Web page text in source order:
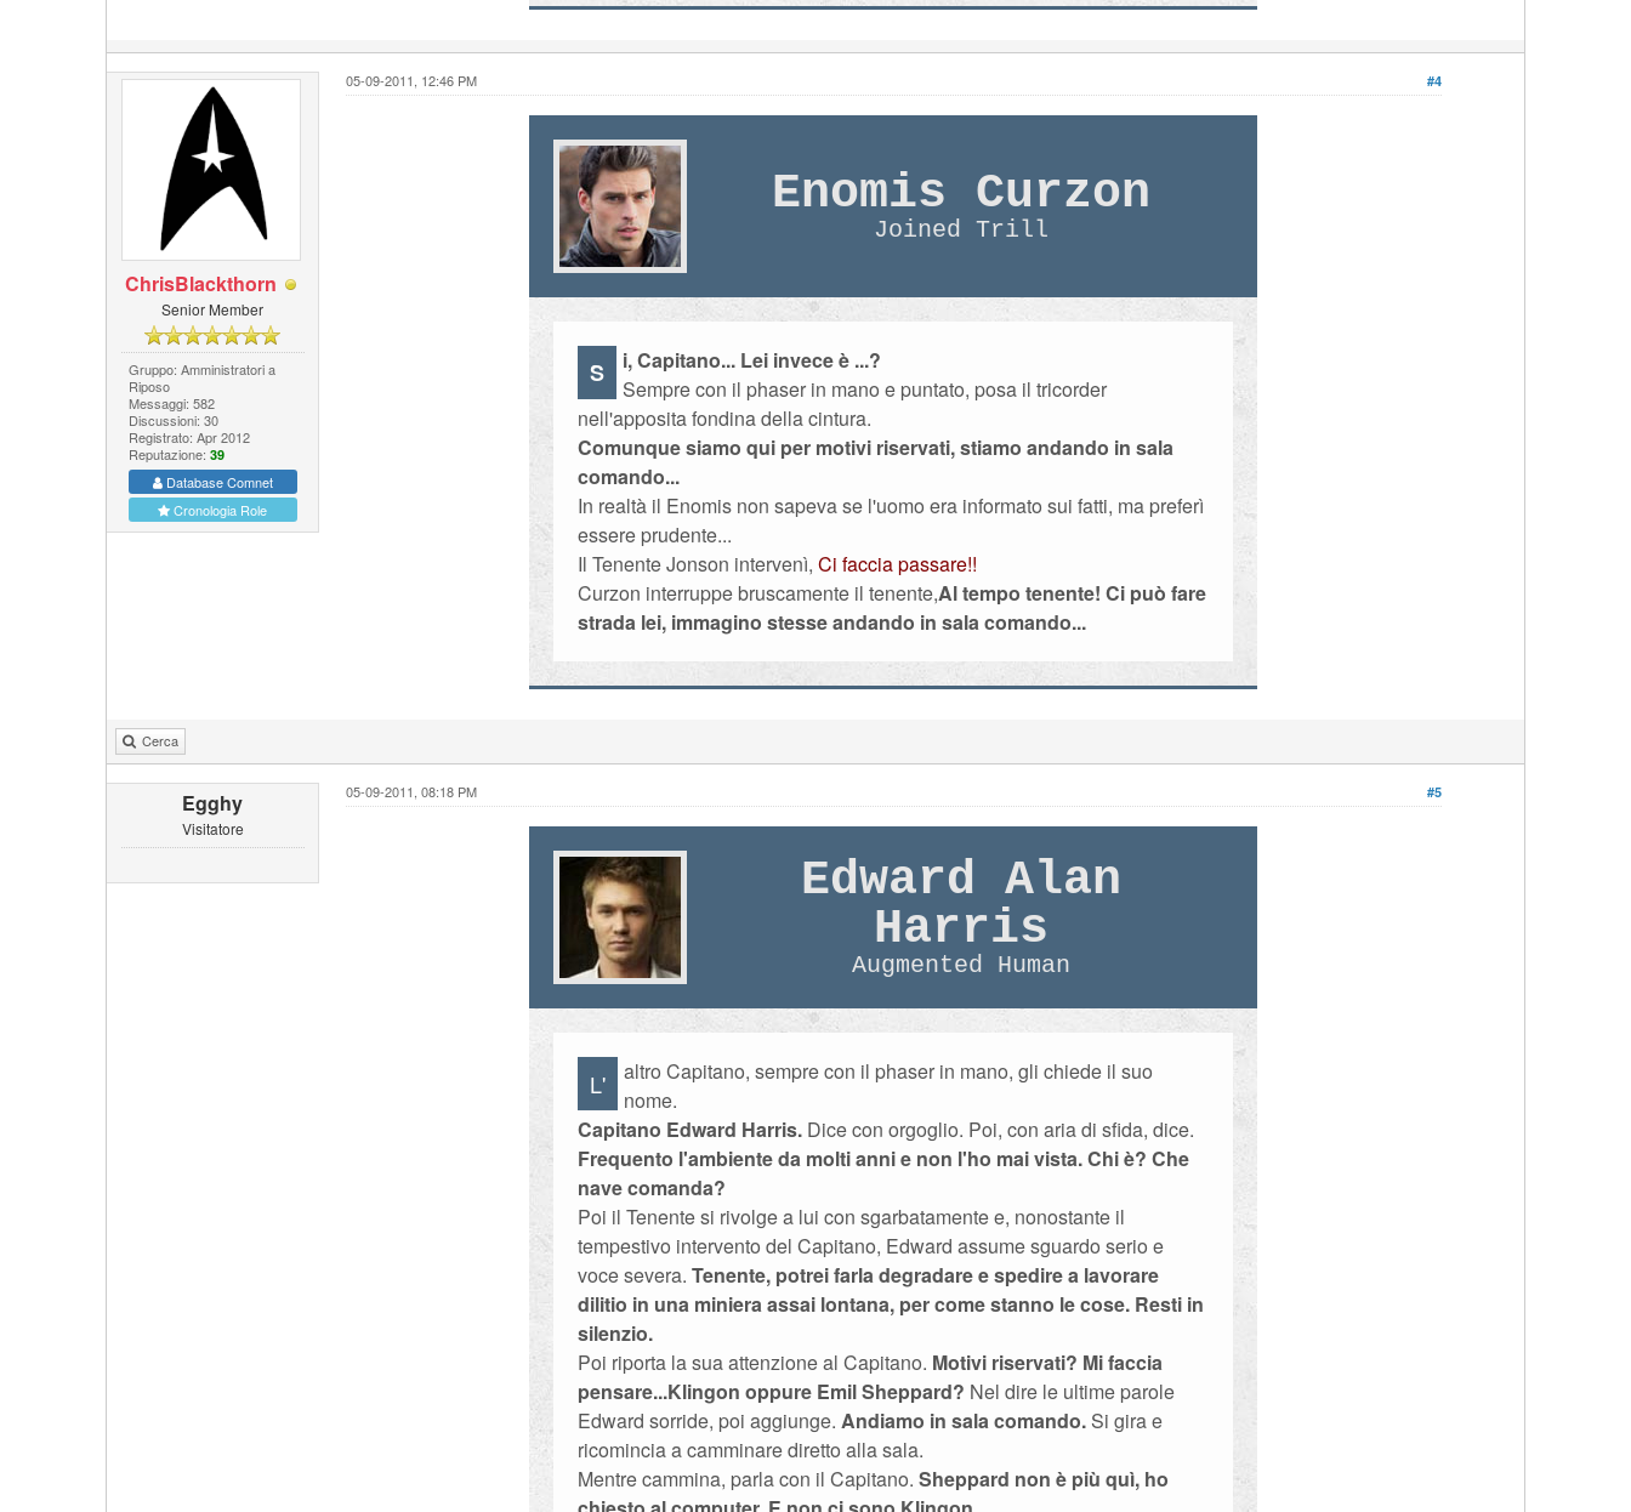
ChrisBlackthorn
Senior Member
Gruppo: Amministratori a
Riposo
Messaggi: 582
Discussioni: 30
Registrato: Apr 2012
Reputazione: 39
Database Comnet
Cronologia Role
#4
05-09-2011, 12:46 PM
Enomis Curzon
Joined Trill
S
i, Capitano... Lei invece è ...?
Sempre con il phaser in mano e puntato, posa il tricorder
nell'apposita fondina della cintura.
Comunque siamo qui per motivi riservati, stiamo andando in sala
comando...
In realtà il Enomis non sapeva se l'uomo era informato sui fatti, ma preferì
essere prudente...
Il Tenente Jonson intervenì,Ci faccia passare!!
Curzon interruppe bruscamente il tenente,Al tempo tenente! Ci può fare
strada lei, immagino stesse andando in sala comando...
Cerca
Egghy
Visitatore
#5
05-09-2011, 08:18 PM
Edward Alan
Harris
Augmented Human
L'
altro Capitano, sempre con il phaser in mano, gli chiede il suo
nome.
Capitano Edward Harris. Dice con orgoglio. Poi, con aria di sfida, dice.
Frequento l'ambiente da molti anni e non l'ho mai vista. Chi è? Che
nave comanda?
Poi il Tenente si rivolge a lui con sgarbatamente e, nonostante il
tempestivo intervento del Capitano, Edward assume sguardo serio e
voce severa.Tenente, potrei farla degradare e spedire a lavorare
dilitio in una miniera assai lontana, per come stanno le cose. Resti in
silenzio.
Poi riporta la sua attenzione al Capitano. Motivi riservati? Mi faccia
pensare...Klingon oppure Emil Sheppard? Nel dire le ultime parole
Edward sorride, poi aggiunge.Andiamo in sala comando. Si gira e
ricomincia a camminare diretto alla sala.
Mentre cammina, parla con il Capitano.Sheppard non è più quì, ho